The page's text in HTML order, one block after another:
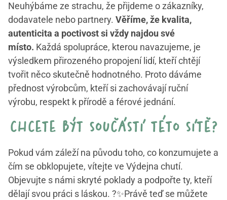
Neuhýbáme ze strachu, že přijdeme o zákazníky,
dodavatele nebo partnery. Věříme, že kvalita,
autenticita a poctivost si vždy najdou své
místo. Každá spolupráce, kterou navazujeme, je
výsledkem přirozeného propojení lidí, kteří chtějí
tvořit něco skutečně hodnotného. Proto dáváme
přednost výrobcům, kteří si zachovávají ruční
výrobu, respekt k přírodě a férové jednání.
chcete být součástí této sítě?
Pokud vám záleží na původu toho, co konzumujete a
čím se obklopujete, vítejte ve Výdejna chutí.
Objevujte s námi skryté poklady a podpořte ty, kteří
dělají svou práci s láskou. ?✨Právě teď se můžete